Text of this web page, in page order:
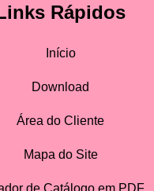
Rápidos
Início
Download
Área do Cliente
Mapa do Site